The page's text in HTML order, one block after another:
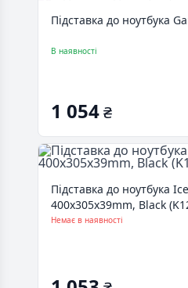
Підставка до ноутбука
В наявності
1 054₴
Підставка до ноутбука
400x305x39mm, Black
Немає в наявності